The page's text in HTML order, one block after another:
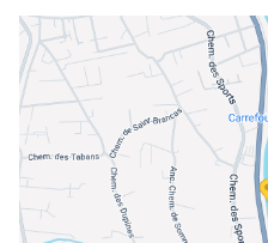
mardi
mercredi
jeudi
vendredi
samedi
dimanche